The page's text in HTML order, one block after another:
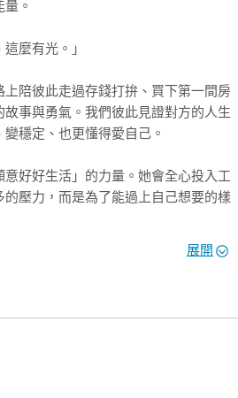
置
。
麼有光。」
陪彼此走過存錢打拚、買下第一間房
事與勇氣。我們彼此見證對方的人生
穩定、也更懂得愛自己。
好好生活」的力量。她會全心投入工
壓力，而是為了能過上自己想要的樣
更忙，而是為了能更自由地去體驗、
裡的清醒與溫柔，總讓我覺得——她不
展開